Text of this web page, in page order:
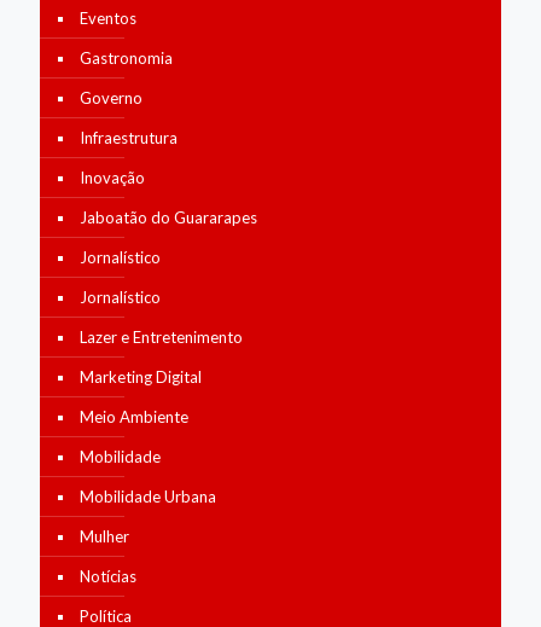
Eventos
Gastronomia
Governo
Infraestrutura
Inovação
Jaboatão do Guararapes
Jornalístico
Jornalístico
Lazer e Entretenimento
Marketing Digital
Meio Ambiente
Mobilidade
Mobilidade Urbana
Mulher
Notícias
Política